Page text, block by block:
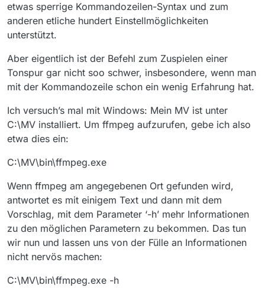
etwas sperrige Kommandozeilen-Syntax und zum
anderen etliche hundert Einstellmöglichkeiten
unterstützt.
Aber eigentlich ist der Befehl zum Zuspielen einer
Tonspur gar nicht soo schwer, insbesondere, wenn man
mit der Kommandozeile schon ein wenig Erfahrung hat.
Ich versuch’s mal mit Windows: Mein MV ist unter
C:\MV installiert. Um ffmpeg aufzurufen, gebe ich also
etwa dies ein:
C:\MV\bin\ffmpeg.exe
Wenn ffmpeg am angegebenen Ort gefunden wird,
antwortet es mit einigem Text und dann mit dem
Vorschlag, mit dem Parameter ‘-h’ mehr Informationen
zu den möglichen Parametern zu bekommen. Das tun
wir nun und lassen uns von der Fülle an Informationen
nicht nervös machen:
C:\MV\bin\ffmpeg.exe -h